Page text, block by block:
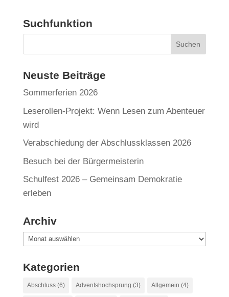
Suchfunktion
Neuste Beiträge
Sommerferien 2026
Leserollen-Projekt: Wenn Lesen zum Abenteuer
wird
Verabschiedung der Abschlussklassen 2026
Besuch bei der Bürgermeisterin
Schulfest 2026 – Gemeinsam Demokratie
erleben
Archiv
Archiv
Kategorien
Abschluss(6) Adventshochsprung (3) Allgemein (4)